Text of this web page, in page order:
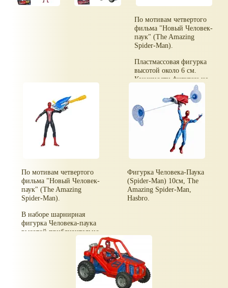
По мотивам четвертого
фильма "Новый Человек-
паук" (The Amazing
Spider-Man).
Пластмассовая фигурка
высотой около 6 см.
Конечности фигурки не
Минифигурка Ящера
(The Lizard) 6см, The
Amazing Spider-Man,
По мотивам четвертого
фильма "Новый Человек-
паук" (The Amazing
Spider-Man).
В наборе шарнирная
фигурка Человека-паука
высотой приблизительно
Конечности фигурки
полностью сгибаются,
механическое пусковое
устройство позволяет
Фигурка Человека-Паука
(Spider-Man) 10см, The
Amazing Spider-Man,
Hasbro.